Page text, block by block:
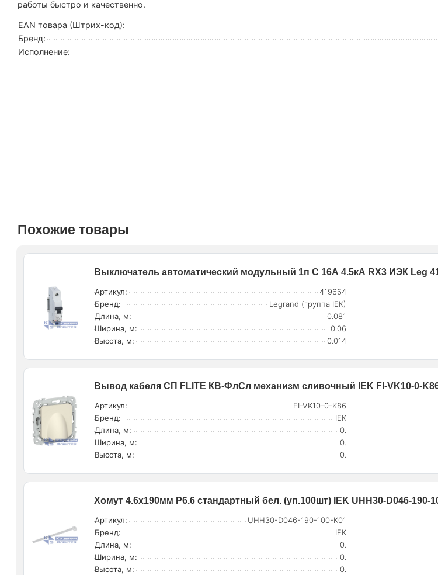
работы быстро и качественно.
EAN товара (Штрих-код):
Бренд:
Исполнение:
Похожие товары
Выключатель автоматический модульный 1п C 16А 4.5кА RX3 ИЭК Leg
Артикул:
419664
Бренд:
Legrand (группа IEK)
Длина, м:
0.081
Ширина, м:
0.06
Высота, м:
0.014
Вывод кабеля СП FLITE КВ-ФлСл механизм сливочный IEK FI-VK10-0-
Артикул:
FI-VK10-0-K86
Бренд:
IEK
Длина, м:
0.
Ширина, м:
0.
Высота, м:
0.
Хомут 4.6х190мм P6.6 стандартный бел. (уп.100шт) IEK UHH30-D046-190-
Артикул:
UHH30-D046-190-100-K01
Бренд:
IEK
Длина, м:
0.
Ширина, м:
0.
Высота, м:
0.